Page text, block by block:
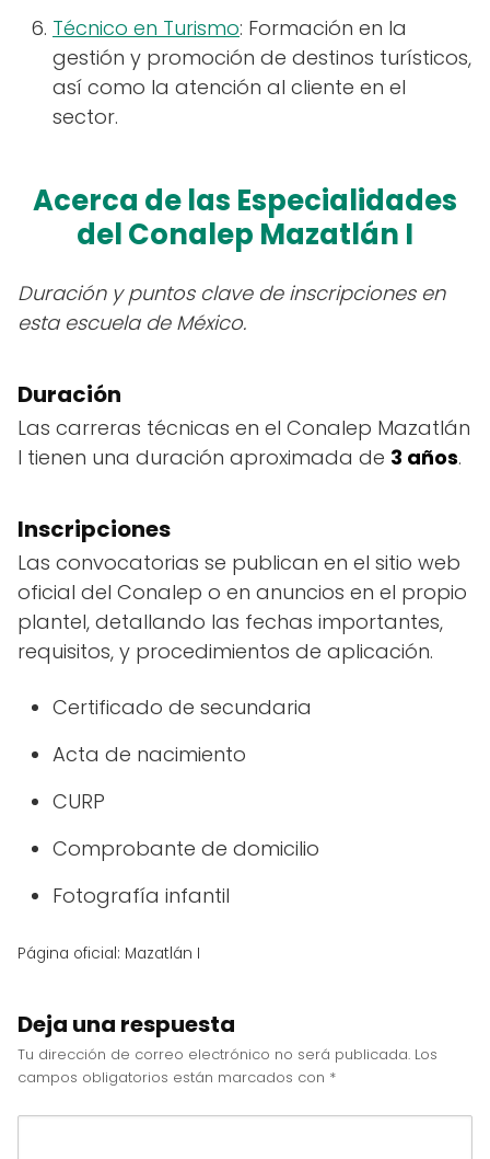
Técnico en Turismo: Formación en la
gestión y promoción de destinos turísticos,
así como la atención al cliente en el
sector.
Acerca de las Especialidades
del Conalep Mazatlán I
Duración y puntos clave de inscripciones en
esta escuela de México.
Duración
Las carreras técnicas en el Conalep Mazatlán
I tienen una duración aproximada de 3 años.
Inscripciones
Las convocatorias se publican en el sitio web
oficial del Conalep o en anuncios en el propio
plantel, detallando las fechas importantes,
requisitos, y procedimientos de aplicación.
Certificado de secundaria
Acta de nacimiento
CURP
Comprobante de domicilio
Fotografía infantil
Página oficial: Mazatlán I
Deja una respuesta
Tu dirección de correo electrónico no será publicada. Los
campos obligatorios están marcados con *